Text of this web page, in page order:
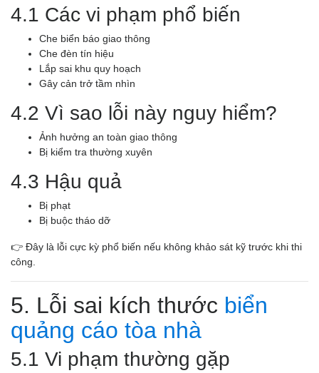
4.1 Các vi phạm phổ biến
Che biển báo giao thông
Che đèn tín hiệu
Lắp sai khu quy hoạch
Gây cản trở tầm nhìn
4.2 Vì sao lỗi này nguy hiểm?
Ảnh hưởng an toàn giao thông
Bị kiểm tra thường xuyên
4.3 Hậu quả
Bị phạt
Bị buộc tháo dỡ
👉 Đây là lỗi cực kỳ phổ biến nếu không khảo sát kỹ trước khi thi
công.
5. Lỗi sai kích thước biển
quảng cáo tòa nhà
5.1 Vi phạm thường gặp